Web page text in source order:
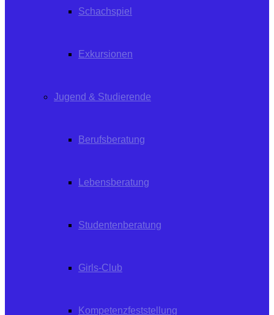
Schachspiel
Exkursionen
Jugend & Studierende
Berufsberatung
Lebensberatung
Studentenberatung
Girls-Club
Kompetenzfeststellung